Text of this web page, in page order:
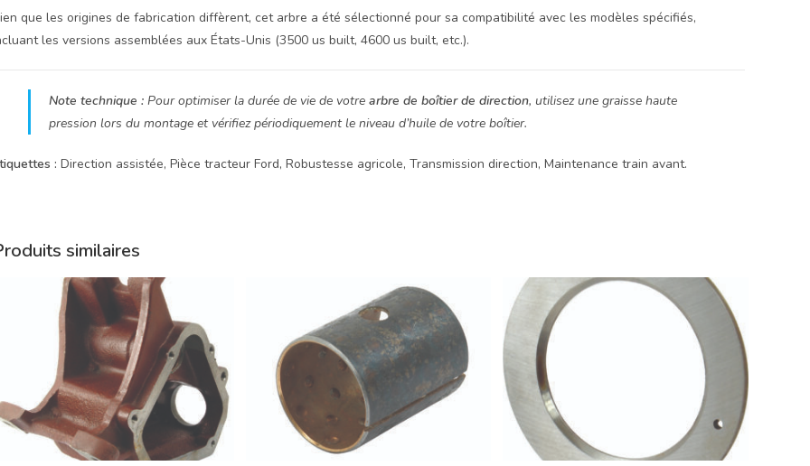
que les origines de fabrication diffèrent, cet arbre a été sélectionné pour sa compatibilité avec les modèles spécifiés,
les versions assemblées aux États-Unis (3500 us built, 4600 us built, etc.).
Note technique : Pour optimiser la durée de vie de votre arbre de boîtier de direction, utilisez une graisse haute
pression lors du montage et vérifiez périodiquement le niveau d’huile de votre boîtier.
: Direction assistée, Pièce tracteur Ford, Robustesse agricole, Transmission direction, Maintenance train avant.
similaires